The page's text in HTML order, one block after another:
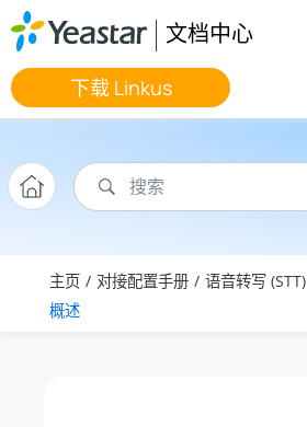
跳转到主要内容
文档中心
下载 Linkus
主页 对接配置手册 语音转写 (STT)
概述